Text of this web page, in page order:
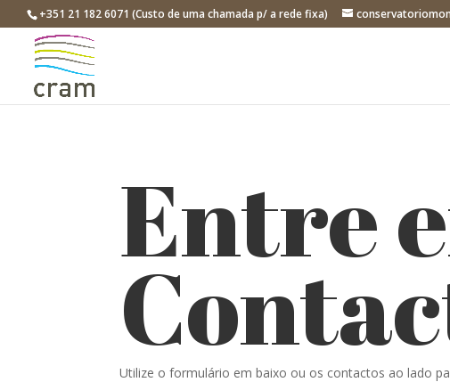
+351 21 182 6071 (Custo de uma chamada p/ a rede fixa)
Entre
Utilize o formulário em baixo ou os contactos ao lado